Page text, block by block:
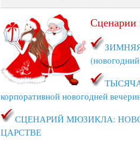
Сценарии
корпоративной новогодней
СЦЕНАРИЙ МЮЗИКЛА:
ЦАРСТВЕ